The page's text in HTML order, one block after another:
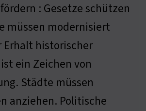
: Gesetze schützen
müssen modernisiert
Erhalt historischer
ein Zeichen von
Städte müssen
anziehen. Politische